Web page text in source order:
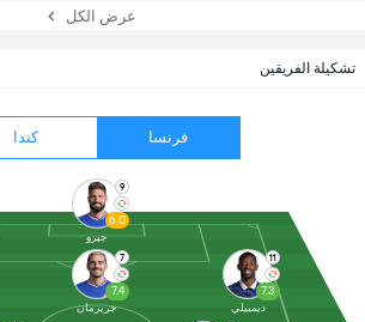
تشكيلة الفريقين
فرنسا كندا
7
7.4
جريزمان
11
7.3
ديمبيلي
9
6.0
جيرو
عرض الكل